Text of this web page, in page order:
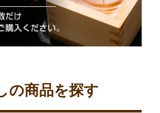
の商品を探す